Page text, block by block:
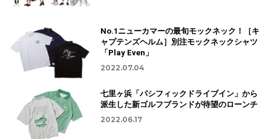
No.1ニューカマーの最旬モックネック！［キ
ャプテンズヘルム］別注モックネックシャツ
「Play Even」
2022.07.04
七里ヶ浜「パシフィックドライブイン」から
派生した新ゴルフブランドが待望のローンチ
2022.06.17